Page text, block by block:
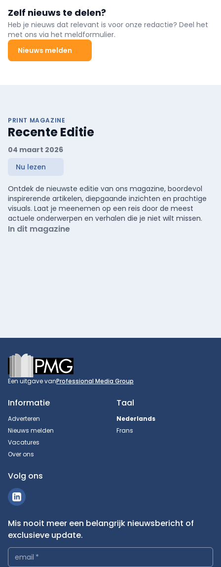
Zelf nieuws te delen?
Heb je nieuws dat relevant is voor onze redactie? Deel het
met ons via het meldformulier.
Nieuws melden
PRINT MAGAZINE
Recente Editie
04 maart 2026
Nu lezen
Ontdek de nieuwste editie van ons magazine, boordevol
inspirerende artikelen, diepgaande inzichten en prachtige
visuals. Laat je meenemen op een reis door de meest
actuele onderwerpen en verhalen die je niet wilt missen.
In dit magazine
Footer
Een uitgave vanProfessional Media Group
Informatie
Adverteren
Nieuws melden
Vacatures
Over ons
Taal
Nederlands
Frans
Volg ons
Mis nooit meer een belangrijk nieuwsbericht of
exclusieve update.
email *